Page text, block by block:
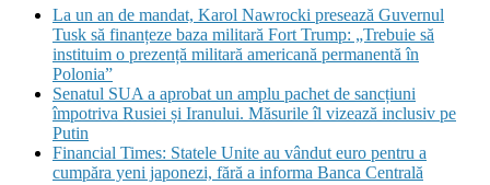
La un an de mandat, Karol Nawrocki presează Guvernul
Tusk să finanțeze baza militară Fort Trump: „Trebuie să
instituim o prezență militară americană permanentă în
Polonia”
Senatul SUA a aprobat un amplu pachet de sancțiuni
împotriva Rusiei și Iranului. Măsurile îl vizează inclusiv pe
Putin
Financial Times: Statele Unite au vândut euro pentru a
cumpăra yeni japonezi, fără a informa Banca Centrală